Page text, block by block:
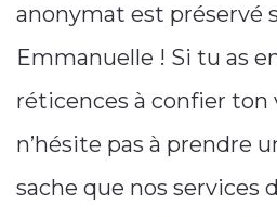
anonymat est préservé
Emmanuelle ! Si tu as
réticences à confier ton
n’hésite pas à prendre
sache que nos services